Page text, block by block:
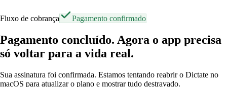
Fluxo de cobrança Pagamento confirmado
Pagamento concluído. Agora o app precisa
só voltar para a vida real.
Sua assinatura foi confirmada. Estamos tentando reabrir o Dictate no
macOS para atualizar o plano e mostrar tudo destravado.